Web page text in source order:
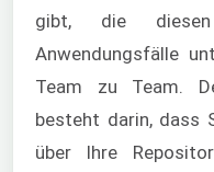
gibt, die
Anwendungsfälle
Team zu Team.
besteht darin, dass
über Ihre